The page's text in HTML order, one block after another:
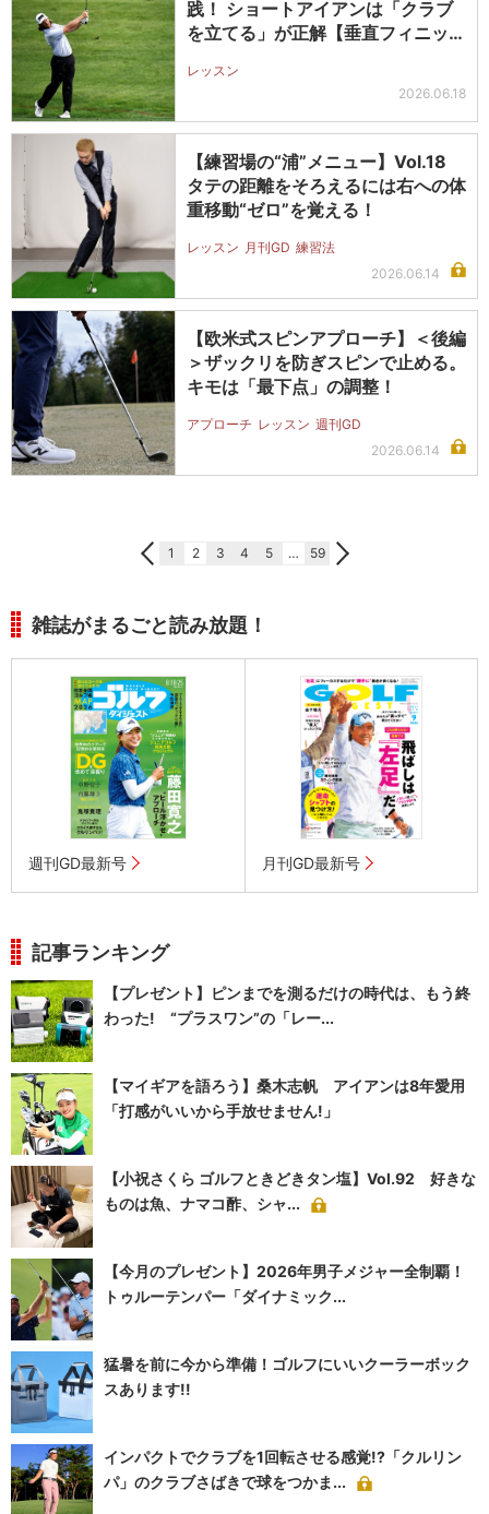
践！ ショートアイアンは「クラブ
を立てる」が正解【垂直フィニッシ
レッスン
2026.06.18
【練習場の“浦”メニュー】Vol.18
タテの距離をそろえるには右への体
重移動“ゼロ”を覚える！
レッスン 月刊GD 練習法
2026.06.14
【欧米式スピンアプローチ】＜後編
＞ザックリを防ぎスピンで止める。
キモは「最下点」の調整！
アプローチ レッスン 週刊GD
2026.06.14
1 2 3 4 5 … 59
雑誌がまるごと読み放題！
週刊GD最新号 月刊GD最新号
記事ランキング
【プレゼント】ピンまでを測るだけの時代は、もう終
わった! “プラスワン”の「レー...
【マイギアを語ろう】桑木志帆 アイアンは8年愛用
「打感がいいから手放せません!」
【小祝さくら ゴルフときどきタン塩】Vol.92 好きな
ものは魚、ナマコ酢、シャ...
【今月のプレゼント】2026年男子メジャー全制覇！
トゥルーテンパー「ダイナミック...
猛暑を前に今から準備！ゴルフにいいクーラーボック
スあります!!
インパクトでクラブを1回転させる感覚!?「クルリン
パ」のクラブさばきで球をつかま...